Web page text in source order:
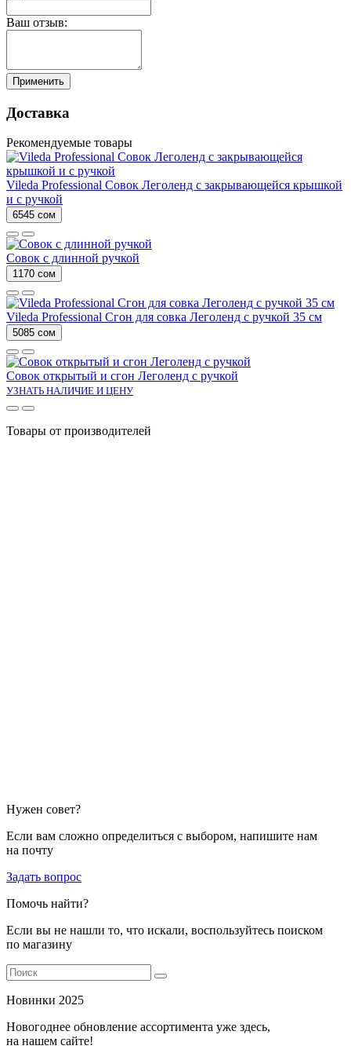
Ваш отзыв:
Применить
Доставка
Рекомендуемые товары
Vileda Professional Совок Леголенд с закрывающейся крышкой
и с ручкой
6545 сом
Совок с длинной ручкой
1170 сом
Vileda Professional Сгон для совка Леголенд с ручкой 35 см
5085 сом
Совок открытый и сгон Леголенд с ручкой
УЗНАТЬ НАЛИЧИЕ И ЦЕНУ
Товары от производителей
Нужен совет?
Если вам сложно определиться с выбором, напишите нам
на почту
Задать вопрос
Помочь найти?
Если вы не нашли то, что искали, воспользуйтесь поиском
по магазину
Новинки 2025
Новогоднее обновление ассортимента уже здесь,
на нашем сайте!